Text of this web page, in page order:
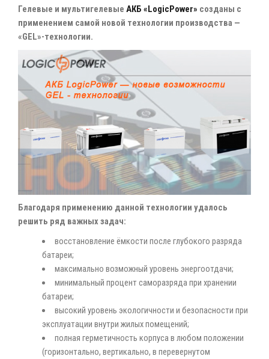
Гелевые и мультигелевые АКБ «LogicPower» созданы с
применением самой новой технологии производства —
«GEL»-технологии.
Благодаря применению данной технологии удалось
решить ряд важных задач:
восстановление ёмкости после глубокого разряда
батареи;
максимально возможный уровень энергоотдачи;
минимальный процент саморазряда при хранении
батареи;
высокий уровень экологичности и безопасности при
эксплуатации внутри жилых помещений;
полная герметичность корпуса в любом положении
(горизонтально, вертикально, в перевернутом